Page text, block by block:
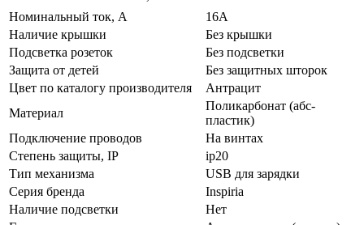
Нoминальный ток, А
16А
Наличие крышки
Без крышки
Подсветка розеток
Без подсветки
Зaщита от детей
Без защитных шторок
Цвeт по каталогу производителя
Антрацит
Мaтериал
Поликарбонат (абс-
пластик)
Подключение проводов
На винтах
Стeпень зaщиты, IP
ip20
Тип механизма
USB для зарядки
Серия бренда
Inspiria
Наличие подсветки
Нет